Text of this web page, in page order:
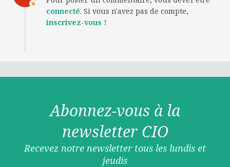
connecté. Si vous n'avez pas de compte,
inscrivez-vous !
Abonnez-vous à la
newsletter CIO
Recevez notre newsletter tous les lundis et
jeudis